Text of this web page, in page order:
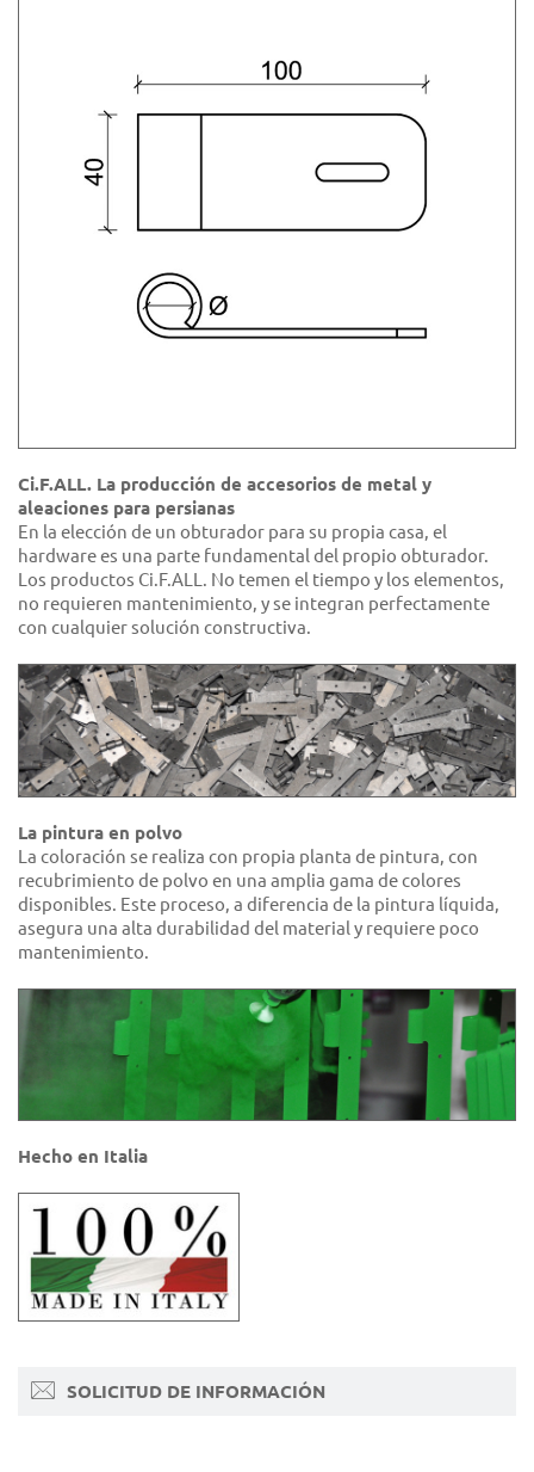
Ci.F.ALL. La producción de accesorios de metal y
aleaciones para persianas
En la elección de un obturador para su propia casa, el
hardware es una parte fundamental del propio obturador.
Los productos Ci.F.ALL. No temen el tiempo y los elementos,
no requieren mantenimiento, y se integran perfectamente
con cualquier solución constructiva.
La pintura en polvo
La coloración se realiza con propia planta de pintura, con
recubrimiento de polvo en una amplia gama de colores
disponibles. Este proceso, a diferencia de la pintura líquida,
asegura una alta durabilidad del material y requiere poco
mantenimiento.
Hecho en Italia
SOLICITUD DE INFORMACIÓN